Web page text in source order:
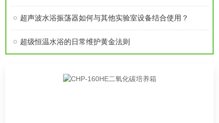
超声波水浴振荡器如何与其他实验室设备结合使用？
超级恒温水浴的日常维护黄金法则